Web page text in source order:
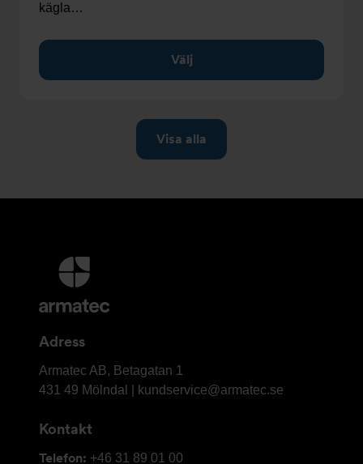
kägla…
Välj
Ytterligare
information
och
Adress
Armatec
AB
Armatec AB, Betagatan 1
431 49 Mölndal |
kundservice@armatec.se
Kontakt
Telefon: +46 31 89 01 00